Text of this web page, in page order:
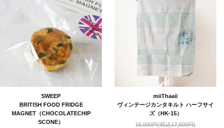
SWEEP
BRITISH FOOD FRIDGE
MAGNET（CHOCOLATECHIP
SCONE）
miiThaaii
ヴィンテージカンタキルト ハーフサイ
ズ（HK-15）
16,000円(税込17,600円)